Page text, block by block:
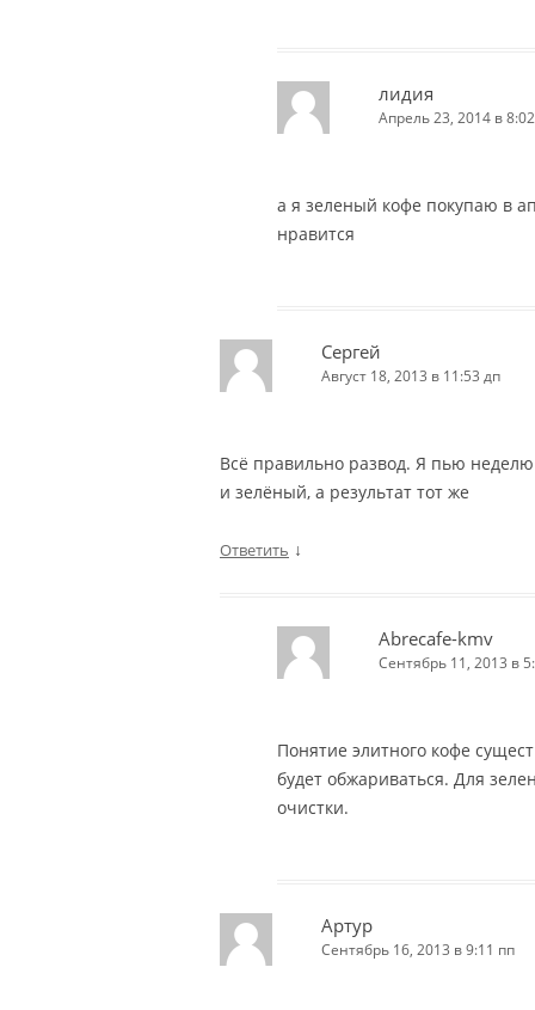
лидия
Апрель 23, 2014 в
а я зеленый кофе покупаю в
нравится
Сергей
Август 18, 2013 в 11:53 дп
Всё правильно развод. Я пью
и зелёный, а результат тот же
Ответить ↓
Abrecafe-kmv
Сентябрь 11, 2013 в
Понятие элитного кофе
будет обжариваться. Для
очистки.
Артур
Сентябрь 16, 2013 в 9:11 пп